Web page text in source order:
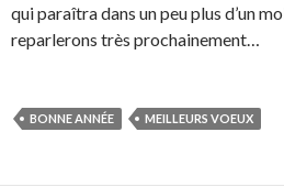
qui paraîtra dans un peu plus d’un
reparlerons très prochainement…
BONNE ANNÉE MEILLEURS VOEUX